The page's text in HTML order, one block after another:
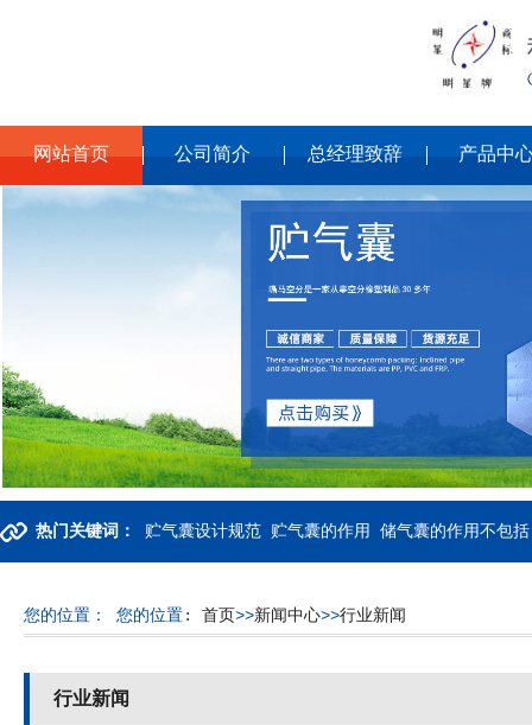
网站首页 公司简介 总经理致辞 产品中
热门关键词： 贮气囊设计规范 贮气囊的作用 储气囊的作用不包
您的位置： 您的位置: 首页>>新闻中心>>行业新闻
行业新闻